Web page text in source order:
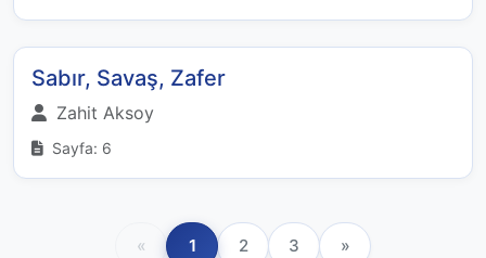
Sabır, Savaş, Zafer
Zahit Aksoy
Sayfa: 6
« 1 2 3 »